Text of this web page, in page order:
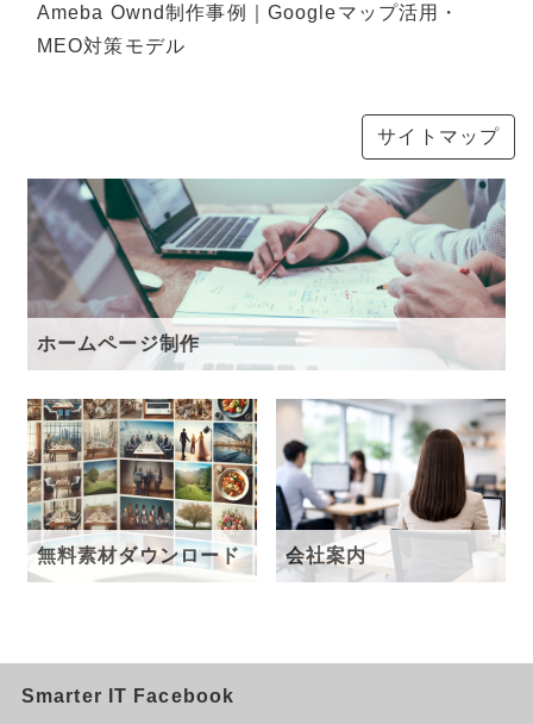
Ameba Ownd制作事例｜Googleマップ活用・
MEO対策モデル
サイトマップ
ホームページ制作
無料素材ダウンロード 会社案内
Smarter IT Facebook